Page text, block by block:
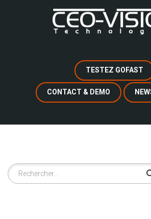
TESTEZ GOFAST
CONTACT & DEMO
Rechercher